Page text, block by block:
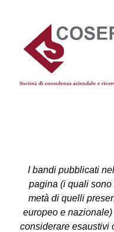
I bandi pubblicati
pagina (i quali sono
metà di quelli
europeo e
considerare esaustivi